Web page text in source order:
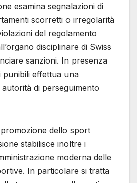
esamina segnalazioni di
scorretti o irregolarità
del regolamento
disciplinare di Swiss
sanzioni. In presenza
effettua una
di perseguimento
promozione dello sport
stabilisce inoltre i
moderna delle
In particolare si tratta